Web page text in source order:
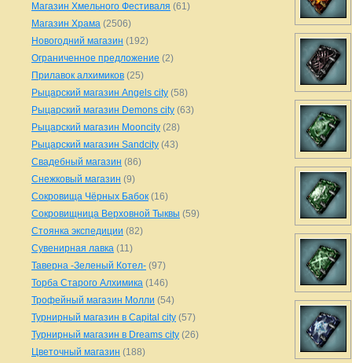
Магазин Хмельного Фестиваля (61)
Магазин Храма (2506)
Новогодний магазин (192)
Ограниченное предложение (2)
Прилавок алхимиков (25)
Рыцарский магазин Angels city (58)
Рыцарский магазин Demons city (63)
Рыцарский магазин Mooncity (28)
Рыцарский магазин Sandcity (43)
Свадебный магазин (86)
Снежковый магазин (9)
Сокровища Чёрных Бабок (16)
Сокровищница Верховной Тыквы (59)
Стоянка экспедиции (82)
Сувенирная лавка (11)
Таверна -Зеленый Котел- (97)
Торба Старого Алхимика (146)
Трофейный магазин Молли (54)
Турнирный магазин в Capital city (57)
Турнирный магазин в Dreams city (26)
Цветочный магазин (188)